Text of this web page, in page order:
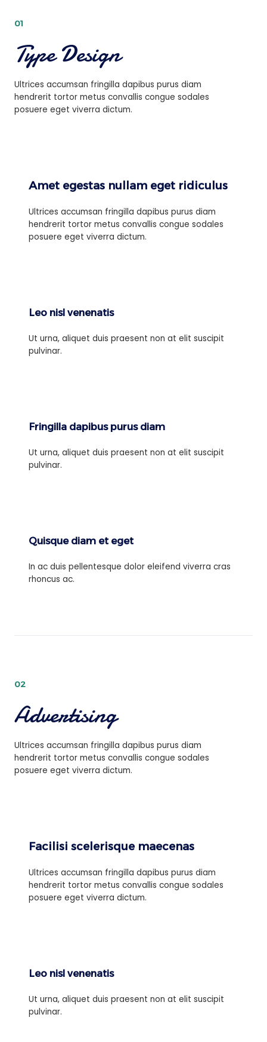
01
Type Design
Ultrices accumsan fringilla dapibus purus diam
hendrerit tortor metus convallis congue sodales
posuere eget viverra dictum.
Amet egestas nullam eget ridiculus
Ultrices accumsan fringilla dapibus purus diam
hendrerit tortor metus convallis congue sodales
posuere eget viverra dictum.
Leo nisl venenatis
Ut urna, aliquet duis praesent non at elit suscipit
pulvinar.
Fringilla dapibus purus diam
Ut urna, aliquet duis praesent non at elit suscipit
pulvinar.
Quisque diam et eget
In ac duis pellentesque dolor eleifend viverra cras
rhoncus ac.
02
Advertising
Ultrices accumsan fringilla dapibus purus diam
hendrerit tortor metus convallis congue sodales
posuere eget viverra dictum.
Facilisi scelerisque maecenas
Ultrices accumsan fringilla dapibus purus diam
hendrerit tortor metus convallis congue sodales
posuere eget viverra dictum.
Leo nisl venenatis
Ut urna, aliquet duis praesent non at elit suscipit
pulvinar.